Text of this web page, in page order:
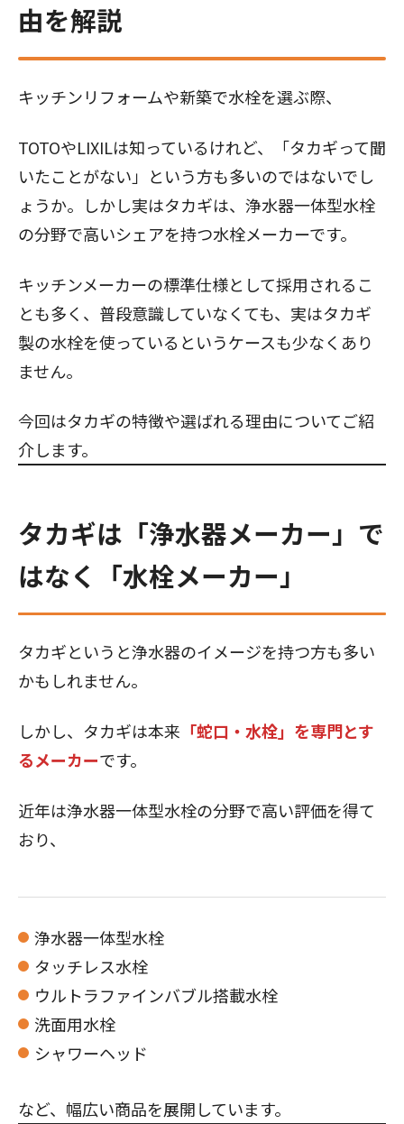
由を解説
キッチンリフォームや新築で水栓を選ぶ際、
TOTOやLIXILは知っているけれど、「タカギって聞
いたことがない」という方も多いのではないでし
ょうか。しかし実はタカギは、浄水器一体型水栓
の分野で高いシェアを持つ水栓メーカーです。
キッチンメーカーの標準仕様として採用されるこ
とも多く、普段意識していなくても、実はタカギ
製の水栓を使っているというケースも少なくあり
ません。
今回はタカギの特徴や選ばれる理由についてご紹
介します。
タカギは「浄水器メーカー」で
はなく「水栓メーカー」
タカギというと浄水器のイメージを持つ方も多い
かもしれません。
しかし、タカギは本来 「蛇口・水栓」を専門とす
るメーカーです。
近年は浄水器一体型水栓の分野で高い評価を得て
おり、
浄水器一体型水栓
タッチレス水栓
ウルトラファインバブル搭載水栓
洗面用水栓
シャワーヘッド
など、幅広い商品を展開しています。